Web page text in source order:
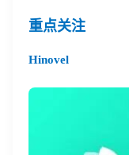
重点关注
Hinovel